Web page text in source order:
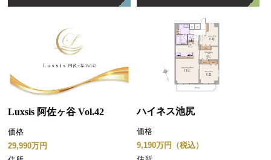
Luxsis 阿佐ヶ谷 Vol.42
価格
29,990万円
ハイネス池尻
価格
9,190万円（税込）